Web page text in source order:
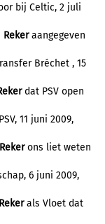
bij Celtic, 2 juli
Rekeraangegeven
Bréchet , 15
dat PSV open
11 juni 2009,
Rekerons liet weten
6 juni 2009,
Rekerals Vloet dat